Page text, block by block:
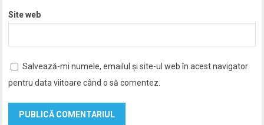
Site web
Salvează-mi numele, emailul și site-ul web în acest navigator
pentru data viitoare când o să comentez.